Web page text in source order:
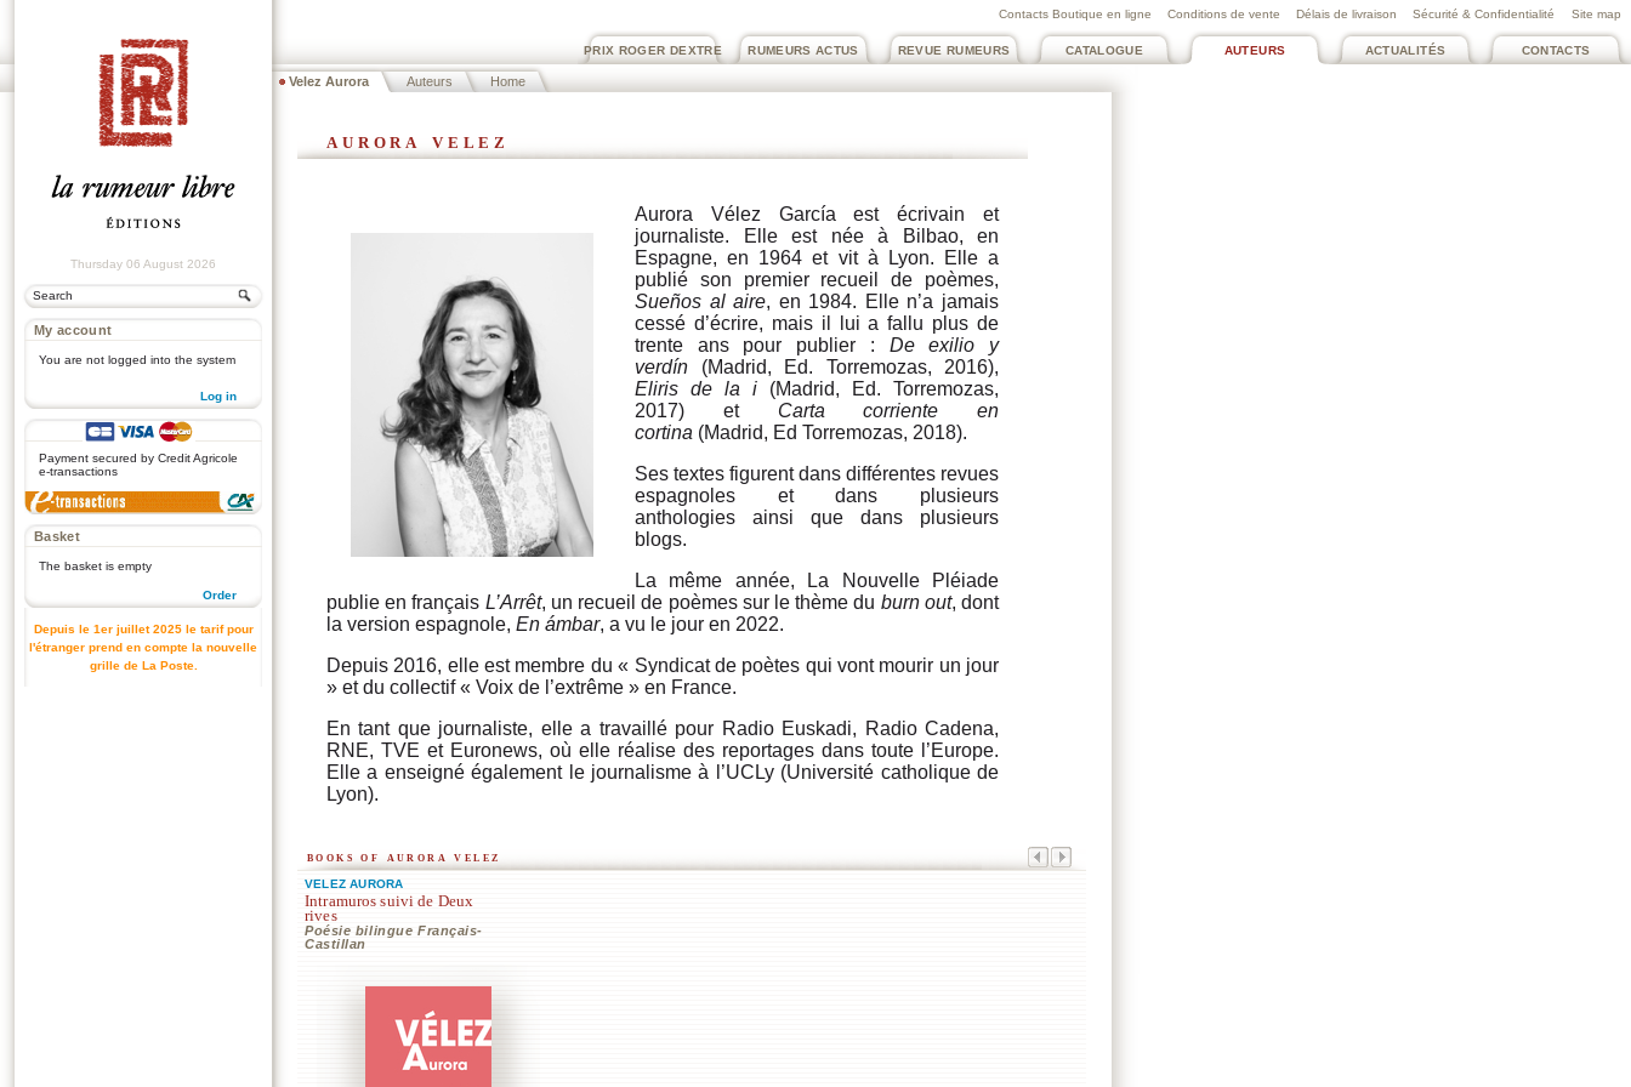
Site map
Contacts Boutique en ligne Conditions de vente Délais de livraison Sécurité & Confidentialité
CONTACTS
ACTUALITÉS
AUTEURS
CATALOGUE
REVUE RUMEURS
RUMEURS ACTUS
PRIX ROGER DEXTRE
Velez Aurora Auteurs Home
Thursday 06 August 2026
My account
You are not logged into the system
Log in
Payment secured by Credit Agricole
e-transactions
Basket
The basket is empty
Order
Depuis le 1er juillet 2025 le tarif pour
l'étranger prend en compte la nouvelle
grille de La Poste.
aurora velez
Aurora Vélez García est écrivain et
journaliste. Elle est née à Bilbao, en
Espagne, en 1964 et vit à Lyon. Elle a
publié son premier recueil de poèmes,
Sueños al aire, en 1984. Elle n’a jamais
cessé d’écrire, mais il lui a fallu plus de
trente ans pour publier : De exilio y
verdín (Madrid, Ed. Torremozas, 2016),
Eliris de la i (Madrid, Ed. Torremozas,
2017) et Carta corriente en
cortina (Madrid, Ed Torremozas, 2018).
Ses textes figurent dans différentes revues
espagnoles et dans plusieurs
anthologies ainsi que dans plusieurs
blogs.
La même année, La Nouvelle Pléiade
publie en français L’Arrêt, un recueil de poèmes sur le thème du burn out, dont
la version espagnole, En ámbar, a vu le jour en 2022.
Depuis 2016, elle est membre du « Syndicat de poètes qui vont mourir un jour
» et du collectif « Voix de l’extrême » en France.
En tant que journaliste, elle a travaillé pour Radio Euskadi, Radio Cadena,
RNE, TVE et Euronews, où elle réalise des reportages dans toute l’Europe.
Elle a enseigné également le journalisme à l’UCLy (Université catholique de
Lyon).
books of aurora velez
VELEZ AURORA
Intramuros suivi de Deux
rives
Poésie bilingue Français-
Castillan